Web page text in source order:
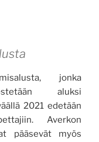
jonka
aluksi
2021 edetään
Averkon
pääsevät myös